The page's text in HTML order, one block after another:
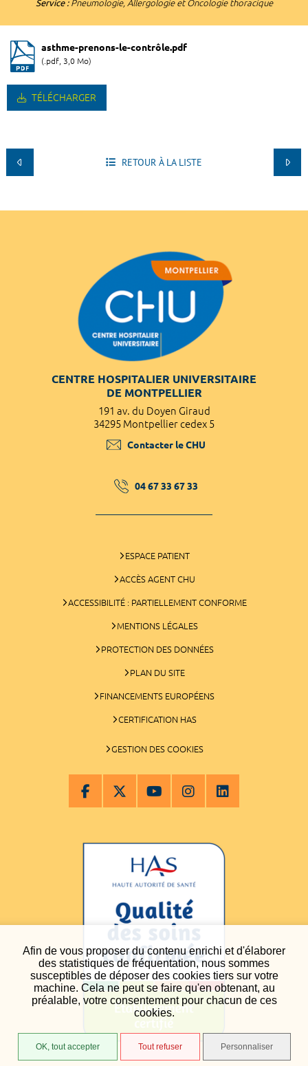
Afin de vous proposer du contenu enrichi et d'élaborer
des statistiques de fréquentation, nous sommes
susceptibles de déposer des cookies tiers sur votre
machine. Cela ne peut se faire qu'en obtenant, au
préalable, votre consentement pour chacun de ces
cookies.
OK, tout accepter Tout refuser Personnaliser
Service : Pneumologie, Allergologie et Oncologie thoracique
asthme-prenons-le-contrôle.pdf
(.pdf, 3,0 Mo)
TÉLÉCHARGER
RETOUR À LA LISTE
CENTRE HOSPITALIER UNIVERSITAIRE
DE MONTPELLIER
191 av. du Doyen Giraud
34295 Montpellier cedex 5
Contacter le CHU
04 67 33 67 33
ESPACE PATIENT
ACCÈS AGENT CHU
ACCESSIBILITÉ : PARTIELLEMENT CONFORME
MENTIONS LÉGALES
PROTECTION DES DONNÉES
PLAN DU SITE
FINANCEMENTS EUROPÉENS
CERTIFICATION HAS
GESTION DES COOKIES